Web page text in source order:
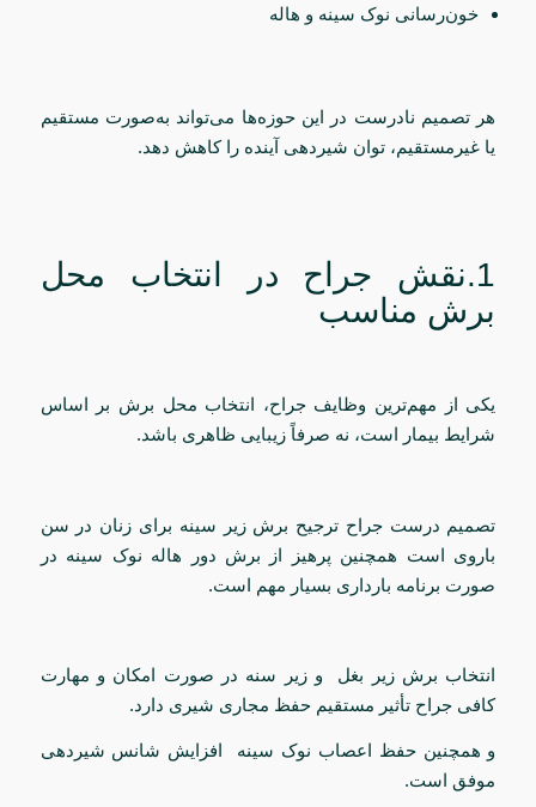
خون‌رسانی نوک سینه و هاله
هر تصمیم نادرست در این حوزه‌ها می‌تواند به‌صورت مستقیم
یا غیرمستقیم، توان شیردهی آینده را کاهش دهد.
1.نقش جراح در انتخاب محل
برش مناسب
یکی از مهم‌ترین وظایف جراح، انتخاب محل برش بر اساس
شرایط بیمار است، نه صرفاً زیبایی ظاهری باشد.
تصمیم درست جراح ترجیح برش زیر سینه برای زنان در سن
باروی است همچنین پرهیز از برش دور هاله نوک سینه در
صورت برنامه بارداری بسیار مهم است.
انتخاب برش زیر بغل و زیر سنه در صورت امکان و مهارت
کافی جراح تأثیر مستقیم حفظ مجاری شیری دارد.
و همچنین حفظ اعصاب نوک سینه افزایش شانس شیردهی
موفق است.